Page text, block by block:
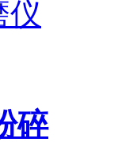
仪
碎